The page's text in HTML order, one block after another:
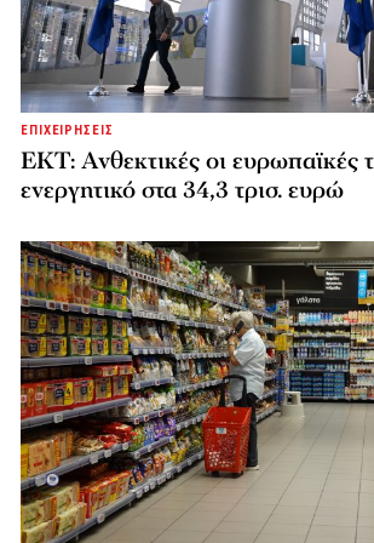
ΕΠΙΧΕΙΡΗΣΕΙΣ
ΕΚΤ: Ανθεκτικές οι ευρωπαϊκές
ενεργητικό στα 34,3 τρισ. ευρώ